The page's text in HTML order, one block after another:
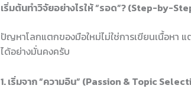
เริ่มต้นทำวิจัยอย่างไรให้ “รอด”? (Step-by-
ปัญหาโลกแตกของมือใหม่ไม่ใช่การเขียนเนื้อหา
ได้อย่างมั่นคงครับ
1. เริ่มจาก “ความอิน” (Passion & Topic